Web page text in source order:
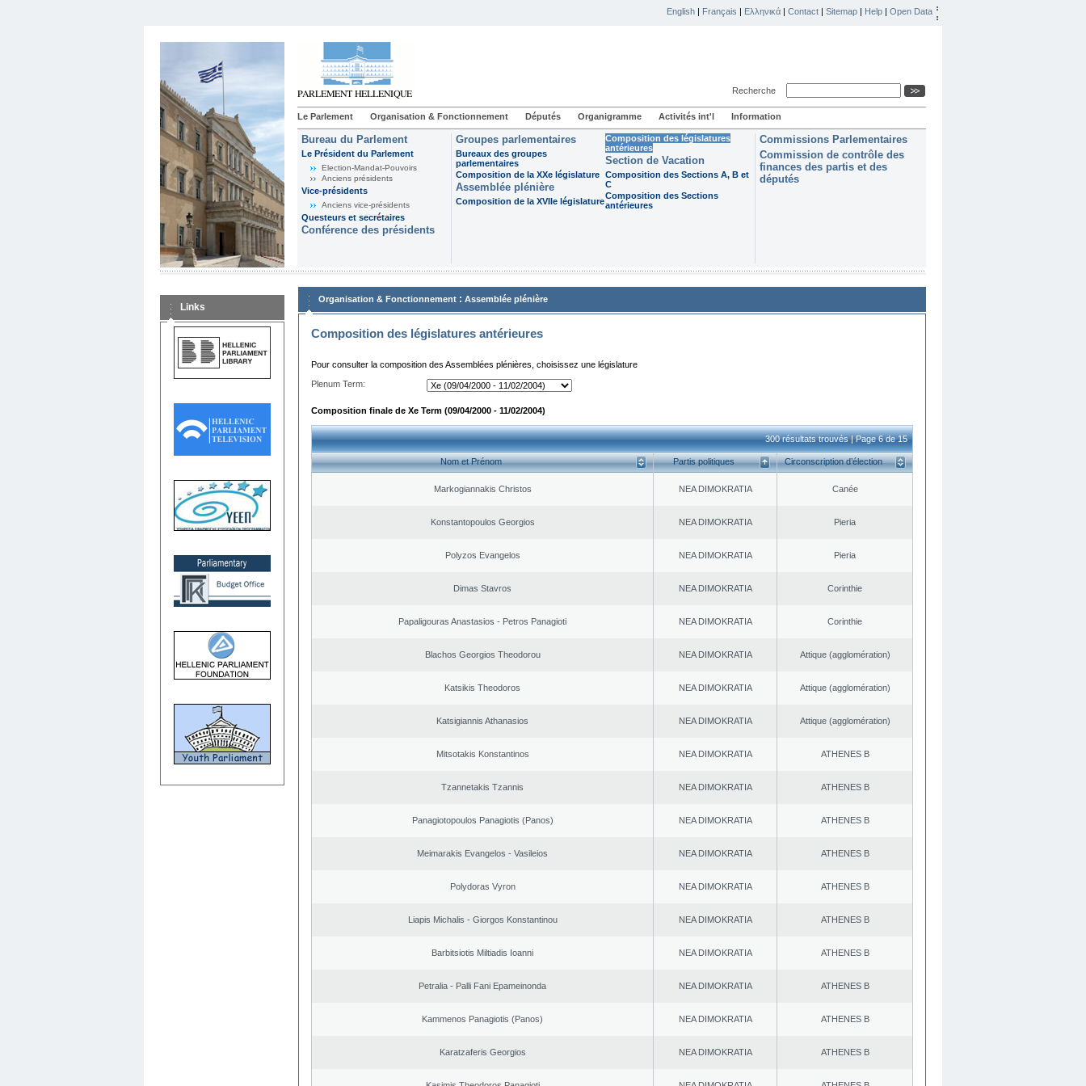
English | Français | Ελληνικά | Contact | Sitemap | Help | Open Data
Recherche
Le Parlement Organisation & Fonctionnement Députés Organigramme Activités int'l Information
Bureau du Parlement
Le Président du Parlement
Election-Mandat-Pouvoirs
Anciens présidents
Vice-présidents
Anciens vice-présidents
Questeurs et secrétaires
Conférence des présidents
Groupes parlementaires
Bureaux des groupes
parlementaires
Composition de la XXe législature
Assemblée plénière
Composition de la XVIIe législature
Composition des législatures
antérieures
Section de Vacation
Composition des Sections A, B et
C
Composition des Sections
antérieures
Commissions Parlementaires
Commission de contrôle des
finances des partis et des
députés
Links
Organisation & Fonctionnement : Assemblée plénière
Composition des législatures antérieures
Pour consulter la composition des Assemblées plénières, choisissez une législature
Plenum Term:
Composition finale de Xe Term (09/04/2000 - 11/02/2004)
300 résultats trouvés | Page 6 de 15
Nom et Prénom Partis politiques Circonscription d’élection
Markogiannakis Christos NEA DΙMOKRATIA Canée
Konstantopoulos Georgios NEA DΙMOKRATIA Pieria
Polyzos Evangelos NEA DΙMOKRATIA Pieria
Dimas Stavros NEA DΙMOKRATIA Corinthie
Papaligouras Anastasios - Petros Panagioti NEA DΙMOKRATIA Corinthie
Blachos Georgios Theodorou NEA DΙMOKRATIA Αttique (agglomération)
Katsikis Theodoros NEA DΙMOKRATIA Αttique (agglomération)
Katsigiannis Athanasios NEA DΙMOKRATIA Αttique (agglomération)
Mitsotakis Konstantinos NEA DΙMOKRATIA ATHENES Β
Tzannetakis Tzannis NEA DΙMOKRATIA ATHENES Β
Panagiotopoulos Panagiotis (Panos) NEA DΙMOKRATIA ATHENES Β
Meimarakis Evangelos - Vasileios NEA DΙMOKRATIA ATHENES Β
Polydoras Vyron NEA DΙMOKRATIA ATHENES Β
Liapis Michalis - Giorgos Konstantinou NEA DΙMOKRATIA ATHENES Β
Barbitsiotis Miltiadis Ioanni NEA DΙMOKRATIA ATHENES Β
Petralia - Palli Fani Epameinonda NEA DΙMOKRATIA ATHENES Β
Kammenos Panagiotis (Panos) NEA DΙMOKRATIA ATHENES Β
Karatzaferis Georgios NEA DΙMOKRATIA ATHENES Β